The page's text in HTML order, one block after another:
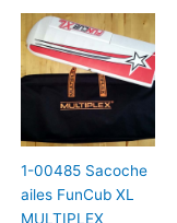
1-00485 Sacoche
ailes FunCub XL
MULTIPLEX